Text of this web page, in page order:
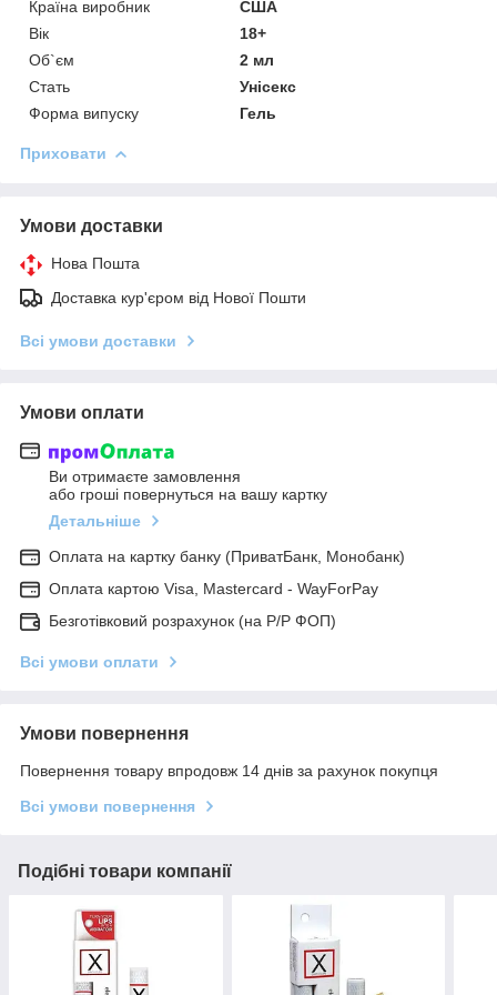
Країна виробник
США
Вік
18+
Об`єм
2 мл
Стать
Унісекс
Форма випуску
Гель
Приховати
Умови доставки
Нова Пошта
Доставка кур'єром від Нової Пошти
Всі умови доставки
Умови оплати
Ви отримаєте замовлення
або гроші повернуться на вашу картку
Детальніше
Оплата на картку банку (ПриватБанк, Монобанк)
Оплата картою Visa, Mastercard - WayForPay
Безготівковий розрахунок (на Р/Р ФОП)
Всі умови оплати
Умови повернення
Повернення товару впродовж 14 днів за рахунок покупця
Всі умови повернення
Подібні товари компанії